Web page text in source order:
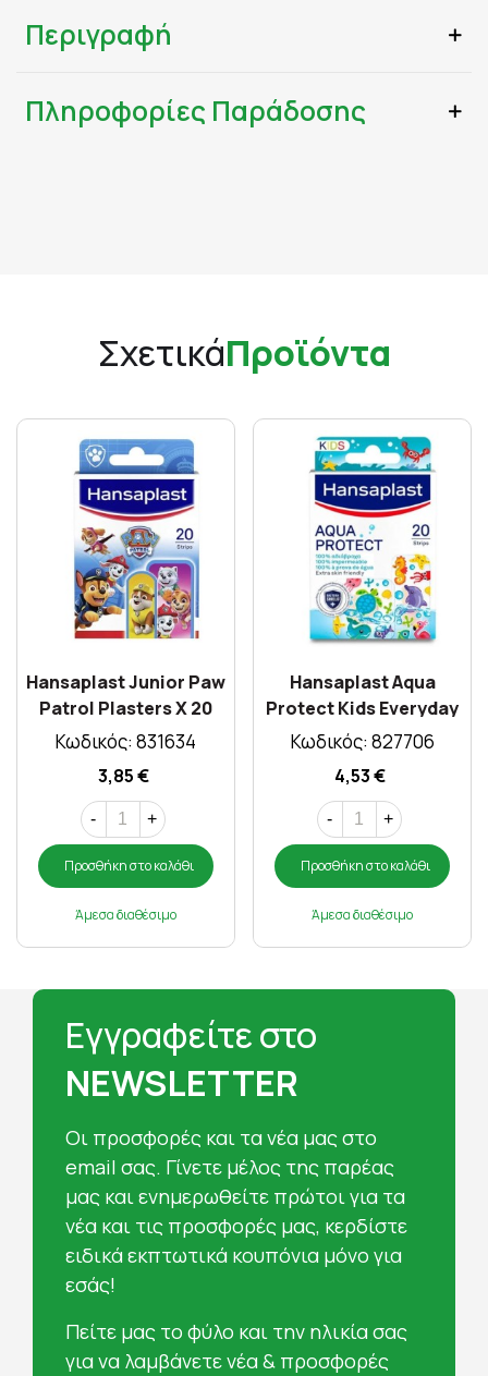
Περιγραφή
Πληροφορίες Παράδοσης
ΣχετικάΠροϊόντα
Hansaplast Junior Paw
Patrol Plasters X 20
Strips
Κωδικός: 831634
3,85 €
- +
Προσθήκη στο καλάθι
Άμεσα διαθέσιμο
Hansaplast Aqua
Protect Kids Everyday
Wound Plasters X
Κωδικός: 827706
4,53 €
- +
Προσθήκη στο καλάθι
Άμεσα διαθέσιμο
Εγγραφείτε στο
NEWSLETTER
Oι προσφορές και τα νέα μας στο
email σας. Γίνετε μέλος της παρέας
μας και ενημερωθείτε πρώτοι για τα
νέα και τις προσφορές μας, κερδίστε
ειδικά εκπτωτικά κουπόνια μόνο για
εσάς!
Πείτε μας το φύλο και την ηλικία σας
για να λαμβάνετε νέα & προσφορές